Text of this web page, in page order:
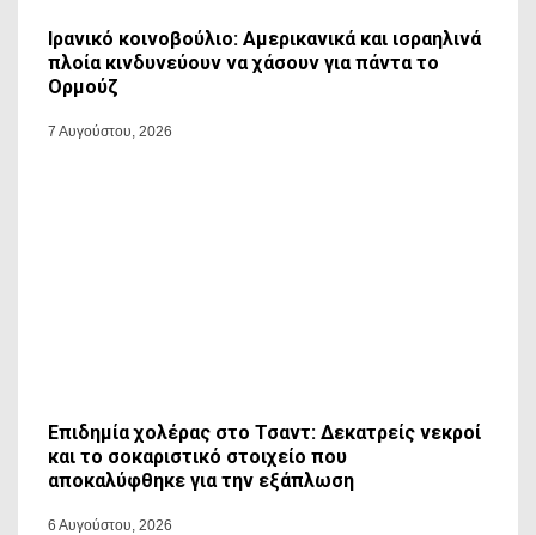
Ιρανικό κοινοβούλιο: Αμερικανικά και ισραηλινά
πλοία κινδυνεύουν να χάσουν για πάντα το
Ορμούζ
7 Αυγούστου, 2026
Επιδημία χολέρας στο Τσαντ: Δεκατρείς νεκροί
και το σοκαριστικό στοιχείο που
αποκαλύφθηκε για την εξάπλωση
6 Αυγούστου, 2026